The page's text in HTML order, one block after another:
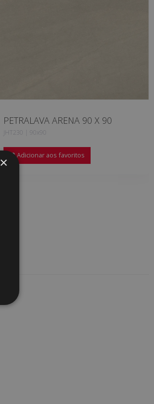
PETRALAVA ARENA 90 X 90
JHT230 | 90x90
Adicionar aos favoritos
×